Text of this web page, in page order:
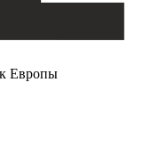
Европы